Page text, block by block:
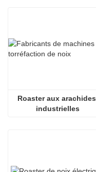
Roaster aux arachides
industrielles